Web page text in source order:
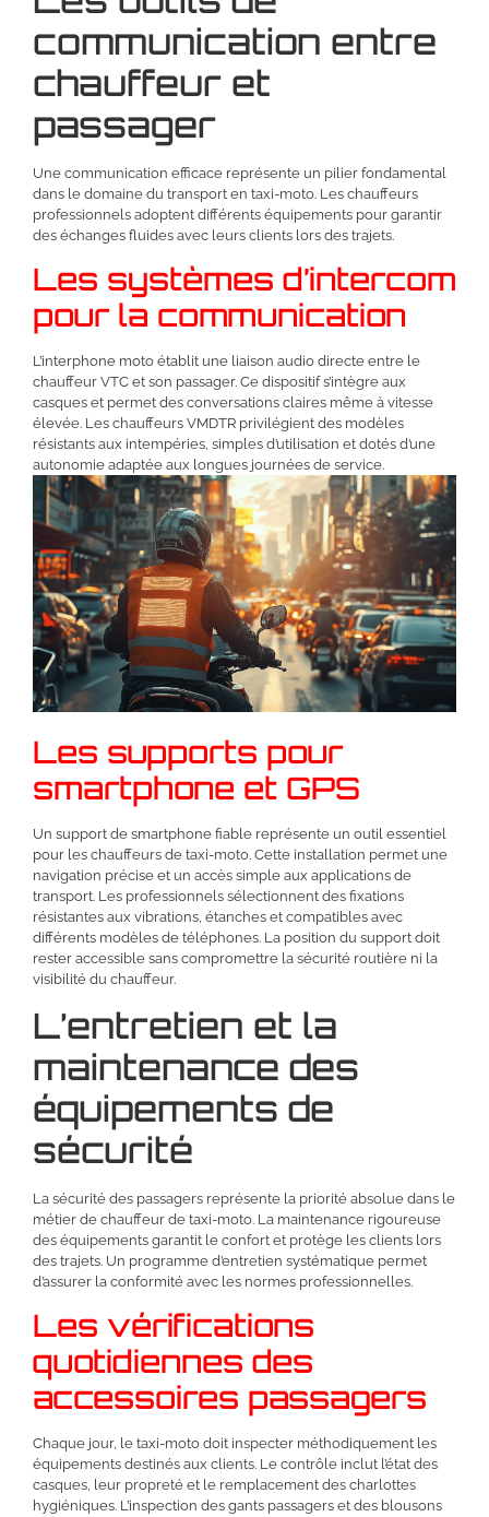
communication entre
chauffeur et
passager
Une communication efficace représente un pilier fondamental
dans le domaine du transport en taxi-moto. Les chauffeurs
professionnels adoptent différents équipements pour garantir
des échanges fluides avec leurs clients lors des trajets.
Les systèmes d’intercom
pour la communication
L’interphone moto établit une liaison audio directe entre le
chauffeur VTC et son passager. Ce dispositif s’intègre aux
casques et permet des conversations claires même à vitesse
élevée. Les chauffeurs VMDTR privilégient des modèles
résistants aux intempéries, simples d’utilisation et dotés d’une
autonomie adaptée aux longues journées de service.
Les supports pour
smartphone et GPS
Un support de smartphone fiable représente un outil essentiel
pour les chauffeurs de taxi-moto. Cette installation permet une
navigation précise et un accès simple aux applications de
transport. Les professionnels sélectionnent des fixations
résistantes aux vibrations, étanches et compatibles avec
différents modèles de téléphones. La position du support doit
rester accessible sans compromettre la sécurité routière ni la
visibilité du chauffeur.
L’entretien et la
maintenance des
équipements de
sécurité
La sécurité des passagers représente la priorité absolue dans le
métier de chauffeur de taxi-moto. La maintenance rigoureuse
des équipements garantit le confort et protège les clients lors
des trajets. Un programme d’entretien systématique permet
d’assurer la conformité avec les normes professionnelles.
Les vérifications
quotidiennes des
accessoires passagers
Chaque jour, le taxi-moto doit inspecter méthodiquement les
équipements destinés aux clients. Le contrôle inclut l’état des
casques, leur propreté et le remplacement des charlottes
hygiéniques. L’inspection des gants passagers et des blousons